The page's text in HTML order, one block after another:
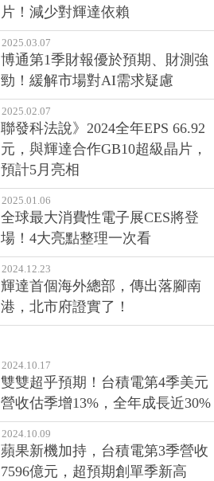
片！減少對輝達依賴
2025.03.07
博通第1季財報優於預期、財測強
勁！緩解市場對AI需求疑慮
2025.02.07
聯發科法說》2024全年EPS 66.92
元，與輝達合作GB10超級晶片，
預計5月亮相
2025.01.06
全球最大消費性電子展CES將登
場！4大亮點整理一次看
2024.12.23
輝達首個海外總部，傳出落腳南
港，北市府證實了！
2024.10.17
雙雙超乎預期！台積電第4季美元
營收估季增13%，全年成長近30%
2024.10.09
蘋果新機加持，台積電第3季營收
7596億元，超預期創單季新高